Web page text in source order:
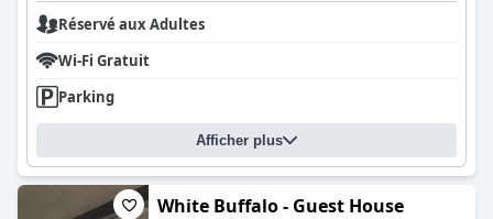
Réservé aux Adultes
Wi-Fi Gratuit
Parking
Afficher plus
White Buffalo - Guest House